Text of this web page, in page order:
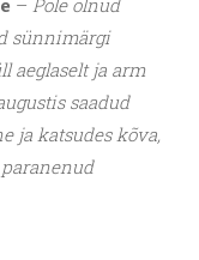
– Pole olnud
sünnimärgi
aeglaselt ja arm
saadud
ja katsudes kõva,